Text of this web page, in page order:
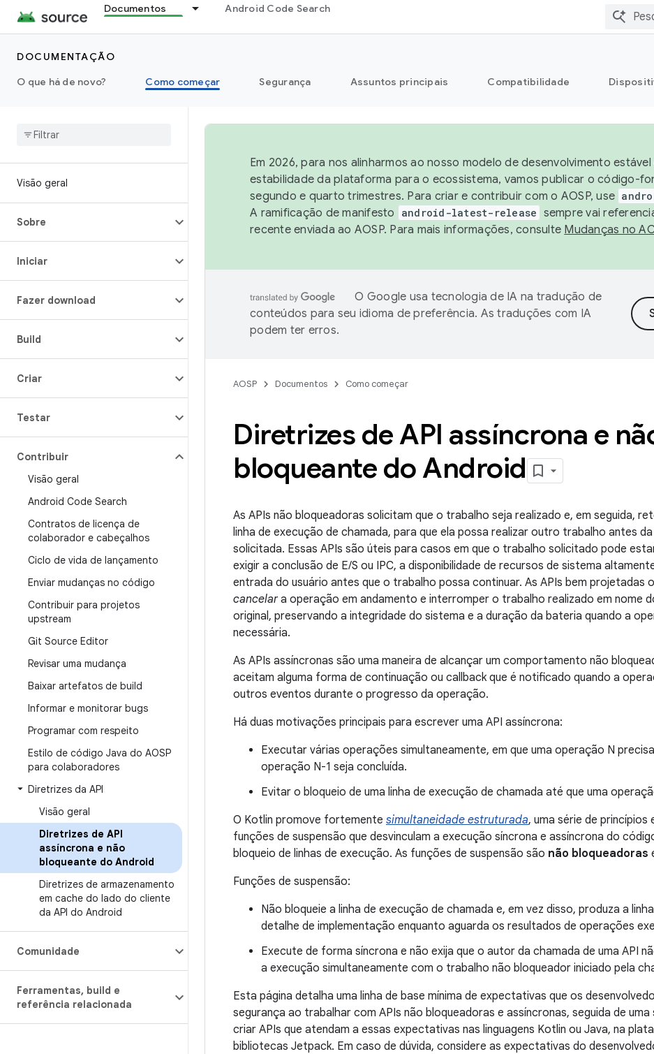
Documentos Android Code Search
DOCUMENTAÇÃO
O que há de novo?
Como começar Segurança Assuntos principais Compatibilidade
Visão geral
Sobre
Iniciar
Fazer download
Build
Criar
Testar
Contribuir
Visão geral
Android Code Search
Contratos de licença de
colaborador e cabeçalhos
Ciclo de vida de lançamento
Enviar mudanças no código
Contribuir para projetos
upstream
Git Source Editor
Revisar uma mudança
Baixar artefatos de build
Informar e monitorar bugs
Programar com respeito
Estilo de código Java do AOSP
para colaboradores
Diretrizes da API
Visão geral
Diretrizes de API
assíncrona e não
bloqueante do Android
Diretrizes de armazenamento
em cache do lado do cliente
da API do Android
Comunidade
Ferramentas, build e
referência relacionada
Em 2026, para nos alinharmos ao nosso modelo de desenvolvimento
estabilidade da plataforma para o ecossistema, vamos publicar o código-
segundo e quarto trimestres. Para criar e contribuir com o AOSP, use
A ramificação de manifesto
android-latest-release sempre vai
recente enviada ao AOSP. Para mais informações, consulte Mudanças no
O Google usa tecnologia de IA na tradução de
conteúdos para seu idioma de preferência. As traduções com IA
podem ter erros.
AOSP Documentos Como começar
Diretrizes de API assíncrona e
bloqueante do Android
As APIs não bloqueadoras solicitam que o trabalho seja realizado e, em seguida,
linha de execução de chamada, para que ela possa realizar outro trabalho antes
solicitada. Essas APIs são úteis para casos em que o trabalho solicitado pode
exigir a conclusão de E/S ou IPC, a disponibilidade de recursos de sistema
entrada do usuário antes que o trabalho possa continuar. As APIs bem projetadas
cancelara operação em andamento e interromper o trabalho realizado em nome
original, preservando a integridade do sistema e a duração da bateria quando a
necessária.
As APIs assíncronas são uma maneira de alcançar um comportamento não
aceitam alguma forma de continuação ou callback que é notificado quando a
outros eventos durante o progresso da operação.
Há duas motivações principais para escrever uma API assíncrona:
Executar várias operações simultaneamente, em que uma operação N
operação N-1 seja concluída.
Evitar o bloqueio de uma linha de execução de chamada até que uma
O Kotlin promove fortemente simultaneidade estruturada, uma série de princípios
funções de suspensão que desvinculam a execução síncrona e assíncrona do
bloqueio de linhas de execução. As funções de suspensão são não bloqueadoras
Funções de suspensão:
Não bloqueie a linha de execução de chamada e, em vez disso, produza a
detalhe de implementação enquanto aguarda os resultados de operações
Execute de forma síncrona e não exija que o autor da chamada de uma API
a execução simultaneamente com o trabalho não bloqueador iniciado pela
Esta página detalha uma linha de base mínima de expectativas que os
segurança ao trabalhar com APIs não bloqueadoras e assíncronas, seguida de
criar APIs que atendam a essas expectativas nas linguagens Kotlin ou Java, na
bibliotecas Jetpack. Em caso de dúvida, considere as expectativas do